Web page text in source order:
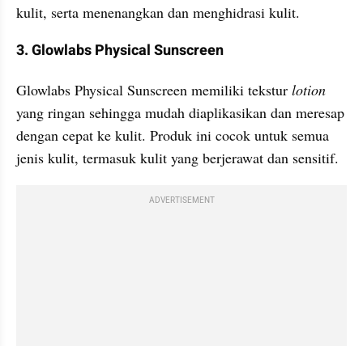
kulit, serta menenangkan dan menghidrasi kulit.
3. Glowlabs Physical Sunscreen
Glowlabs Physical Sunscreen memiliki tekstur
yang ringan sehingga mudah diaplikasikan dan meresap
dengan cepat ke kulit. Produk ini cocok untuk semua
jenis kulit, termasuk kulit yang berjerawat dan sensitif.
ADVERTISEMENT